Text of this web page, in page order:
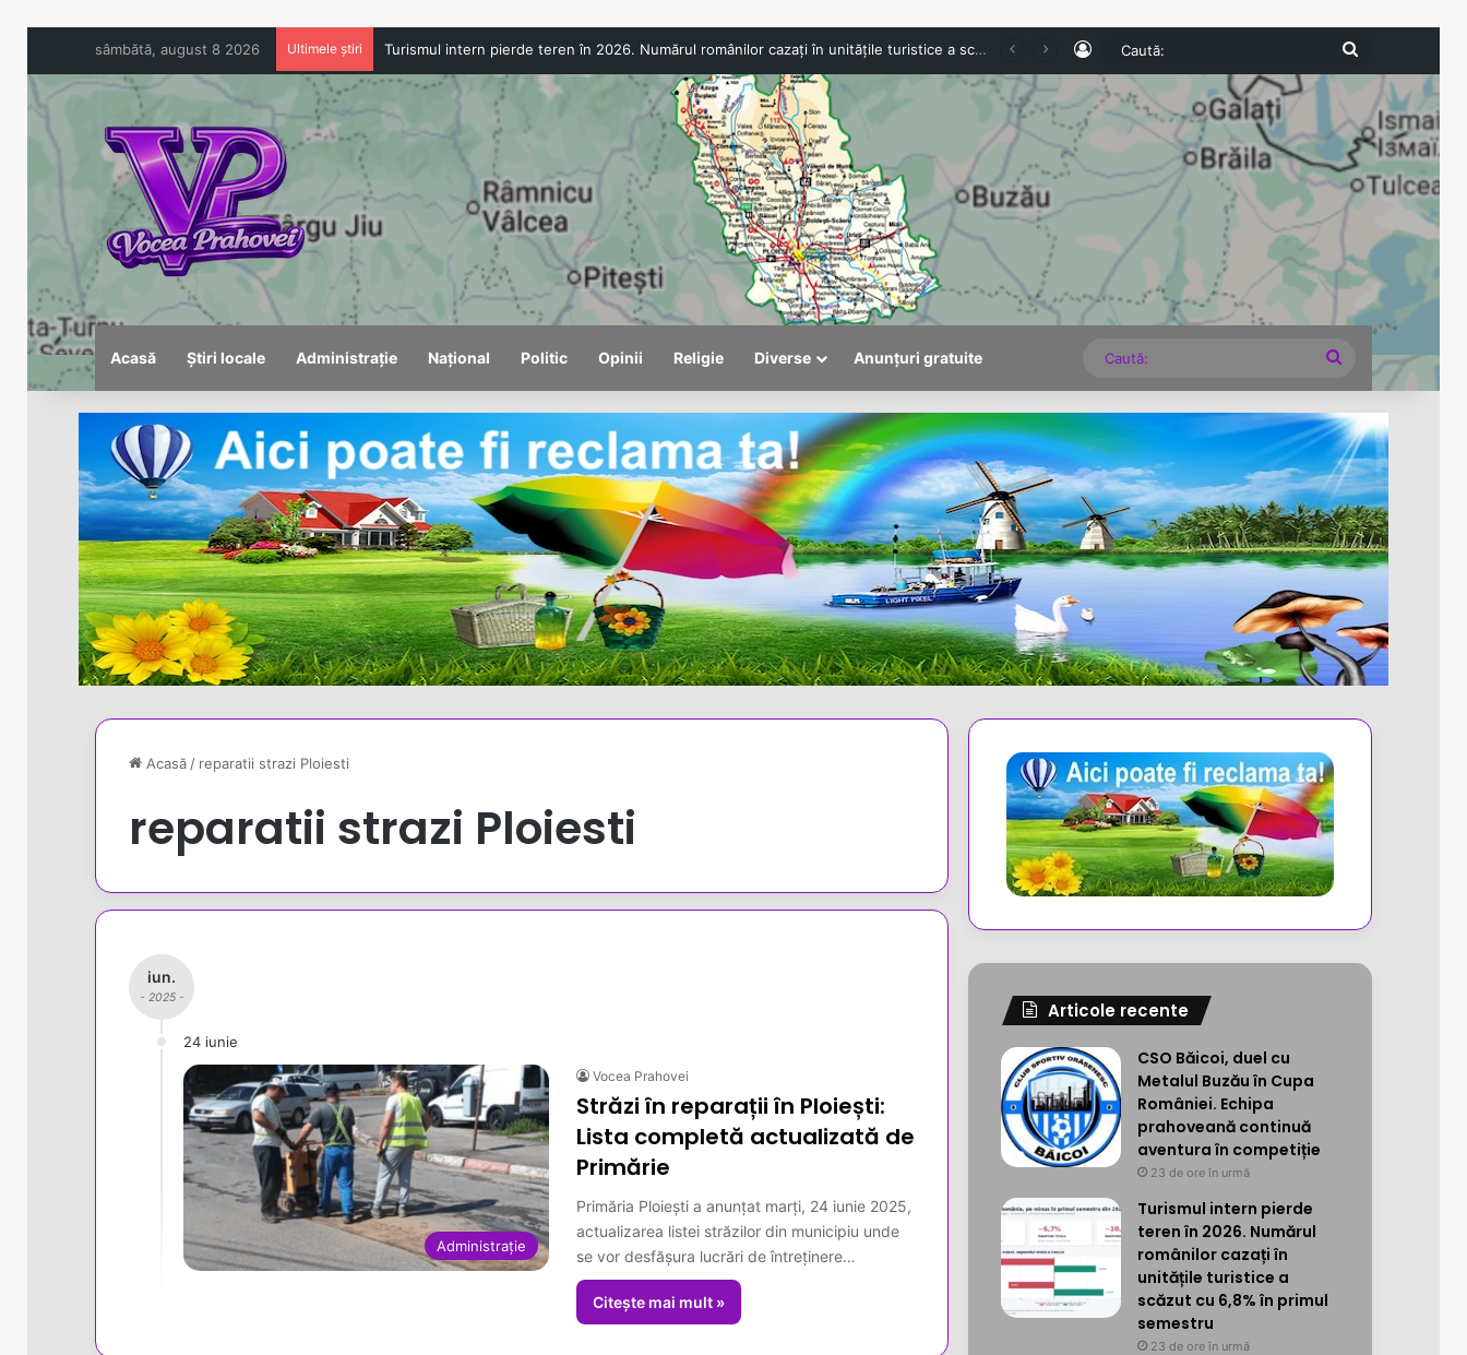
sâmbătă, august 8 2026 Ultimele știri Turismul intern pierde teren în 2026. Numărul românilor cazați în unitățile turistice a scăzut cu 6,8% în primul semestru Log In Caută:
Acasă Știri locale Administrație Național Politic Opinii Religie Diverse Anunțuri gratuite Caută:
Acasă / reparatii strazi Ploiesti
reparatii strazi Ploiesti
iun.
- 2025 -
24 iunie
Administrație
Vocea Prahovei
Străzi în reparații în Ploiești:
Lista completă actualizată de
Primărie
Primăria Ploiești a anunțat marți, 24 iunie 2025,
actualizarea listei străzilor din municipiu unde
se vor desfășura lucrări de întreținere…
Citește mai mult »
Articole recente
CSO Băicoi, duel cu
Metalul Buzău în Cupa
României. Echipa
prahoveană continuă
aventura în competiție
23 de ore în urmă
Turismul intern pierde
teren în 2026. Numărul
românilor cazați în
unitățile turistice a
scăzut cu 6,8% în primul
semestru
23 de ore în urmă